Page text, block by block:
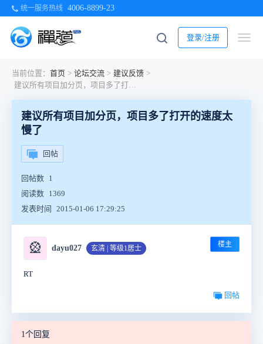
统一服务热线 4006-8899-23
登录/注册
当前位置： 首页 > 论坛交流 > 建议反馈 >
建议所有项目加分页，项目多了打开的速度太慢了
建议所有项目加分页，项目多了打开的速度太
慢了
回帖
回帖数 1
阅读数 1369
发表时间
2015-01-06 17:29:25
🎡 dayu027 玄清 | 等级1居士 楼主
RT
回帖
1个回复